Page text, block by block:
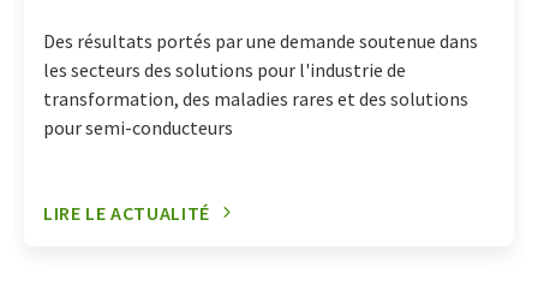
Des résultats portés par une demande soutenue dans
les secteurs des solutions pour l'industrie de
transformation, des maladies rares et des solutions
pour semi-conducteurs
LIRE LE ACTUALITÉ